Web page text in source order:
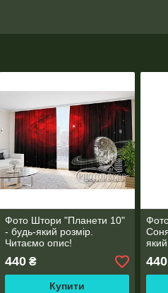
Фото Штори "Планети 10"
- будь-який розмір.
Читаємо опис!
440₴
Купити
440